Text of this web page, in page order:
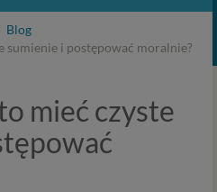
Blog
sumienie i postępować moralnie?
mieć czyste